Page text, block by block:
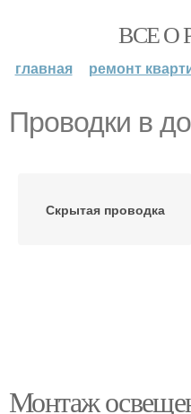
ВСЕ О
главная ремонт
Проводки в
Скрытая проводка
Монтаж